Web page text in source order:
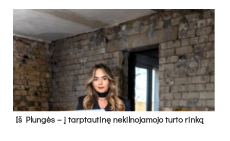
Iš Plungės – į tarptautinę nekilnojamojo turto rinką